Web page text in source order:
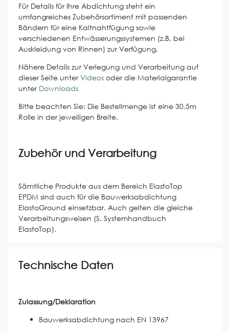
Für Details für Ihre Abdichtung steht ein
umfangreiches Zubehörsortiment mit passenden
Bändern für eine Kaltnahtfügung sowie
verschiedenen Entwässerungssystemen (z.B. bei
Auskleidung von Rinnen) zur Verfügung.
Nähere Details zur Verlegung und Verarbeitung auf
dieser Seite unterVideos oder die Materialgarantie
unter Downloads
Bitte beachten Sie: Die Bestellmenge ist eine 30,5m
Rolle in der jeweiligen Breite.
Zubehör und Verarbeitung
Sämtliche Produkte aus dem Bereich ElastoTop
EPDM sind auch für die Bauwerksabdichtung
ElastoGround einsetzbar. Auch gelten die gleiche
Verarbeitungsweisen (S. Systemhandbuch
ElastoTop).
Technische Daten
Zulassung/Deklaration
Bauwerksabdichtung nach EN 13967